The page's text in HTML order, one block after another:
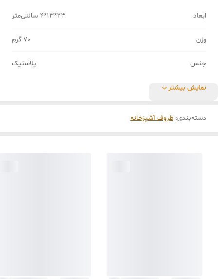
ابعاد 23*13*4 سانتی‌متر
وزن 70 گرم
جنس پلاستیک
نمایش بیشتر
دسته‌بندی: ظروف آشپزخانه